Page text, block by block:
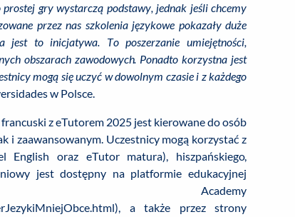
gry wystarczą podstawy, jednak jeśli chcemy
przez nas szkolenia językowe pokazały duże
jest to inicjatywa. To poszerzanie umiejętności,
obszarach zawodowych. Ponadto korzystna jest
mogą się uczyć w dowolnym czasie i z każdego
w Polsce.
z eTutorem 2025 jest kierowane do osób
i zaawansowanym. Uczestnicy mogą korzystać z
oraz eTutor matura), hiszpańskiego,
jest dostępny na platformie edukacyjnej
Academy
a także przez strony